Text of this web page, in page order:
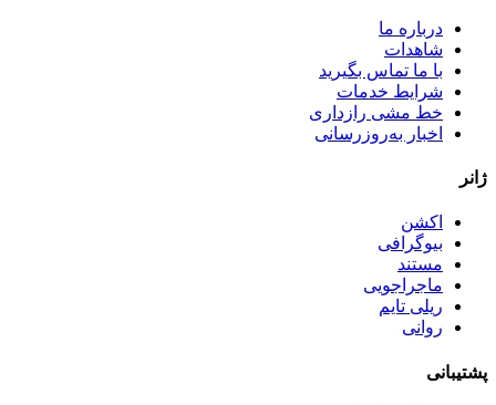
درباره ما
شاهدات
با ما تماس بگیرید
شرایط خدمات
خط مشی رازداری
اخبار به‌روزرسانی
ژانر
اکشن
بیوگرافی
مستند
ماجراجویی
ریلی تایم
روانی
پشتیبانی